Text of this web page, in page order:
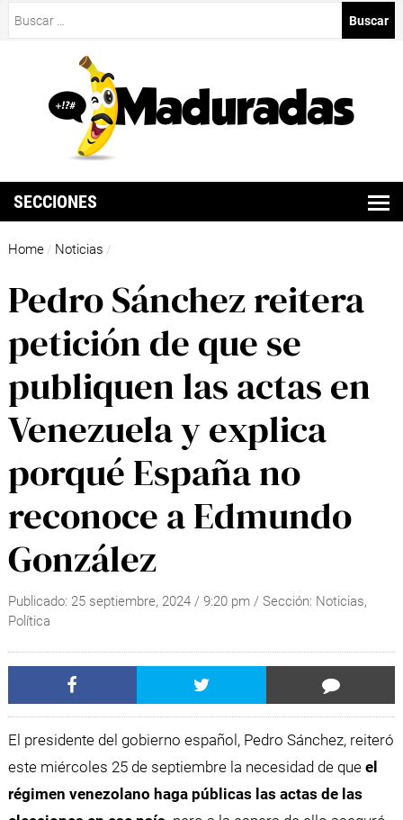
SECCIONES
Home / Noticias /
Pedro Sánchez reitera
petición de que se
publiquen las actas en
Venezuela y explica
porqué España no
reconoce a Edmundo
González
Publicado: 25 septiembre, 2024/ 9:20 pm / Sección: Noticias,
Política
El presidente del gobierno español, Pedro Sánchez, reiteró
este miércoles 25 de septiembre la necesidad de que el
régimen venezolano haga públicas las actas de las